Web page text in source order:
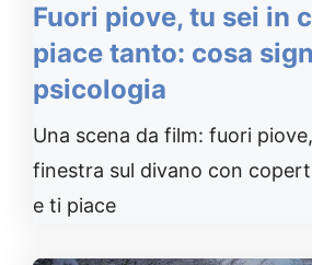
Fuori piove, tu sei in
piace tanto: cosa
psicologia
Una scena da film: fuori
finestra sul divano con
e ti piace